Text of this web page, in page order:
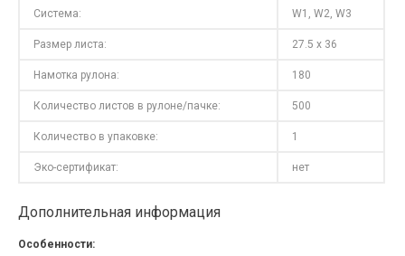
Система: W1, W2, W3
Размер листа: 27.5 x 36
Намотка рулона: 180
Количество листов в рулоне/пачке: 500
Количество в упаковке: 1
Эко-сертификат: нет
Дополнительная информация
Особенности: